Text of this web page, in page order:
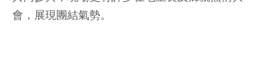
會，展現團結氣勢。